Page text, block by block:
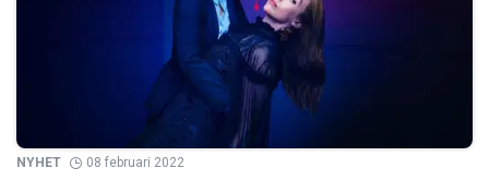
NYHET 08 februari 2022